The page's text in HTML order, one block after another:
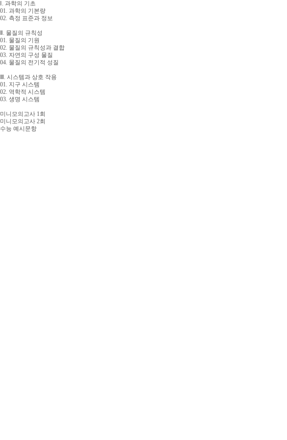
Ⅰ. 과학의 기초
01. 과학의 기본량
02. 측정 표준과 정보
Ⅱ. 물질의 규칙성
01. 물질의 기원
02. 물질의 규칙성과 결합
03. 자연의 구성 물질
04. 물질의 전기적 성질
Ⅲ. 시스템과 상호 작용
01. 지구 시스템
02. 역학적 시스템
03. 생명 시스템
미니모의고사 1회
미니모의고사 2회
수능 예시문항